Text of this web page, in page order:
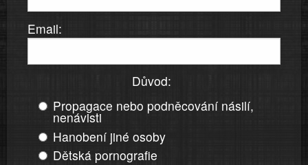
Email:
Důvod:
Propagace nebo podněcování násilí,
nenávisti
Hanobení jiné osoby
Dětská pornografie